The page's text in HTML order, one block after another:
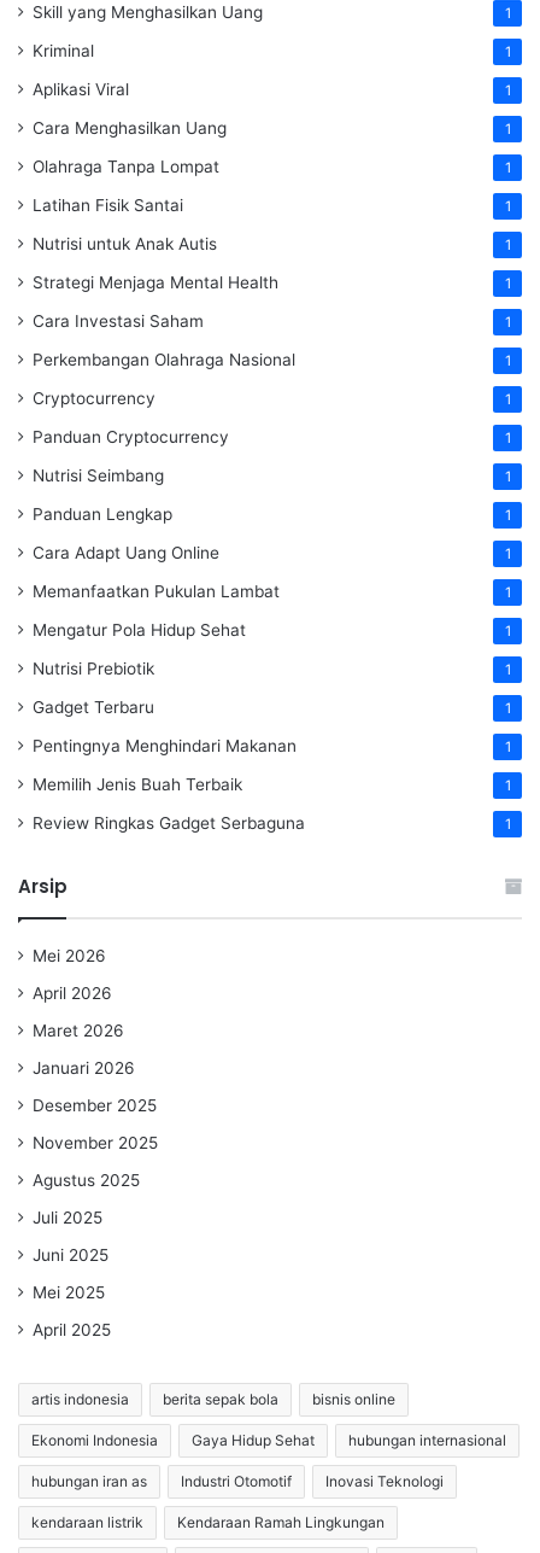
Skill yang Menghasilkan Uang 1
Kriminal 1
Aplikasi Viral 1
Cara Menghasilkan Uang 1
Olahraga Tanpa Lompat 1
Latihan Fisik Santai 1
Nutrisi untuk Anak Autis 1
Strategi Menjaga Mental Health 1
Cara Investasi Saham 1
Perkembangan Olahraga Nasional 1
Cryptocurrency 1
Panduan Cryptocurrency 1
Nutrisi Seimbang 1
Panduan Lengkap 1
Cara Adapt Uang Online 1
Memanfaatkan Pukulan Lambat 1
Mengatur Pola Hidup Sehat 1
Nutrisi Prebiotik 1
Gadget Terbaru 1
Pentingnya Menghindari Makanan 1
Memilih Jenis Buah Terbaik 1
Review Ringkas Gadget Serbaguna 1
Arsip
Mei 2026
April 2026
Maret 2026
Januari 2026
Desember 2025
November 2025
Agustus 2025
Juli 2025
Juni 2025
Mei 2025
April 2025
artis indonesia berita sepak bola bisnis online
Ekonomi Indonesia Gaya Hidup Sehat hubungan internasional
hubungan iran as Industri Otomotif Inovasi Teknologi
kendaraan listrik Kendaraan Ramah Lingkungan